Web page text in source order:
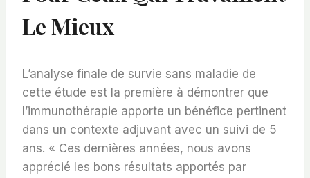
Le Mieux
L’analyse finale de survie sans maladie de
cette étude est la première à démontrer que
l’immunothérapie apporte un bénéfice pertinent
dans un contexte adjuvant avec un suivi de 5
ans. « Ces dernières années, nous avons
apprécié les bons résultats apportés par